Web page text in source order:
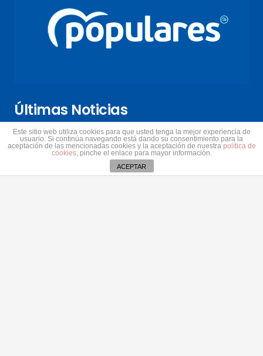
Últimas Noticias
Astrid Pérez: “Lanzarote y toda Canarias se
solidariza con Ceuta: España no puede seguir sin
una política migratoria de Estado”
31 julio 2026
Este sitio web utiliza cookies para que usted tenga la mejor experiencia de
usuario. Si continúa navegando está dando su consentimiento para la
aceptación de las mencionadas cookies y la aceptación de nuestra política de
cookies, pinche el enlace para mayor información.
ACEPTAR